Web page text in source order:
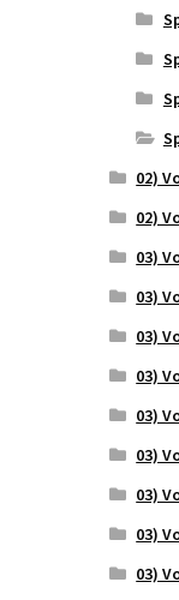
02)
02)
03)
03)
03)
03)
03)
03)
03)
03)
03)